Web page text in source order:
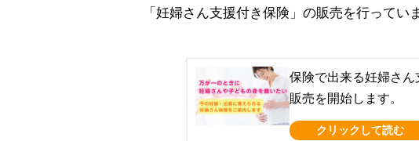
「妊婦さん支援付き保険」の販売を行ってい
保険で出来る妊婦さ
販売を開始します。